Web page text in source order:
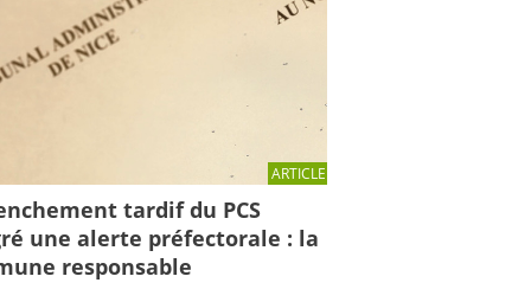
ARTICLE
tardif du PCS
une alerte préfectorale : la
responsable